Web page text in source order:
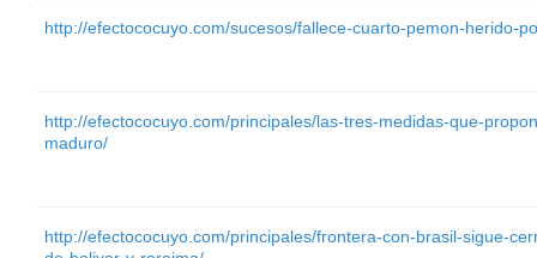
http://efectococuyo.com/sucesos/fallece-cuarto-pemon-herido-
http://efectococuyo.com/principales/las-tres-medidas-que-
maduro/
http://efectococuyo.com/principales/frontera-con-brasil-sigue-